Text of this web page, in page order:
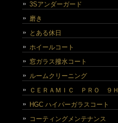
3Sアンダーガード
磨き
とある休日
ホイールコート
窓ガラス撥水コート
ルームクリーニング
ＣＥＲＡＭＩＣ ＰＲＯ ９Ｈ
HGC ハイパーガラスコート
コーティングメンテナンス